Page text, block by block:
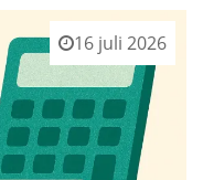
16 juli 2026